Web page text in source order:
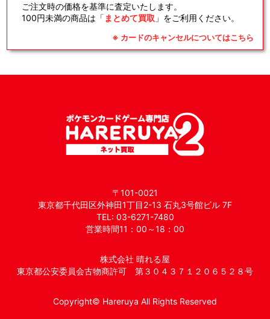
ご注文時の価格を基準に査定いたします。
100円未満の商品は「 まとめて買取 」をご利用ください。
※ カードのキャンセルについてはこちら
〒101-0021
東京都千代田区外神田1丁目2-13 石丸3号館ビル 7F
TEL: 03-6271-7480
営業時間11：00～18：00
株式会社 晴れる屋
東京都公安委員会古物商許可 第３０４３７１２０６５２８号
Copyright© Hareruya All Rights Reserved